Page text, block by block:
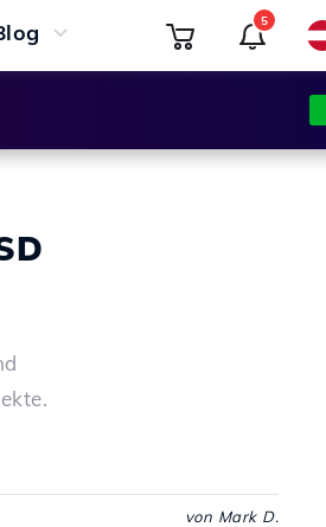
5
von Mark D.